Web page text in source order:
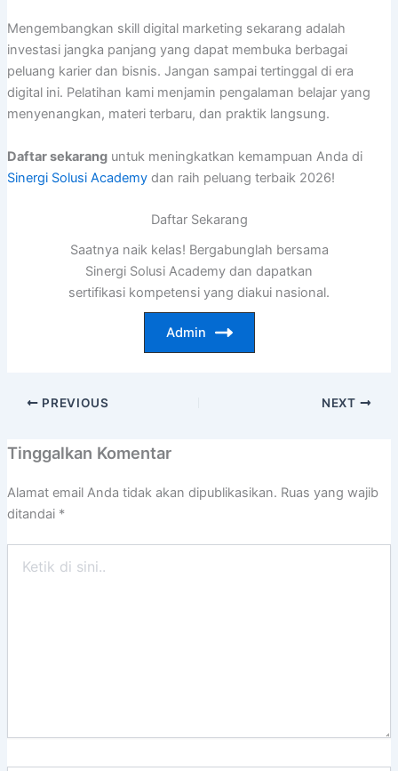
Mengembangkan skill digital marketing sekarang adalah
investasi jangka panjang yang dapat membuka berbagai
peluang karier dan bisnis. Jangan sampai tertinggal di era
digital ini. Pelatihan kami menjamin pengalaman belajar yang
menyenangkan, materi terbaru, dan praktik langsung.
Daftar sekaranguntuk meningkatkan kemampuan Anda di
Sinergi Solusi Academydan raih peluang terbaik 2026!
Daftar Sekarang
Saatnya naik kelas! Bergabunglah bersama
Sinergi Solusi Academy dan dapatkan
sertifikasi kompetensi yang diakui nasional.
Admin
PREVIOUS NEXT
Tinggalkan Komentar
Alamat email Anda tidak akan dipublikasikan. Ruas yang wajib
ditandai *